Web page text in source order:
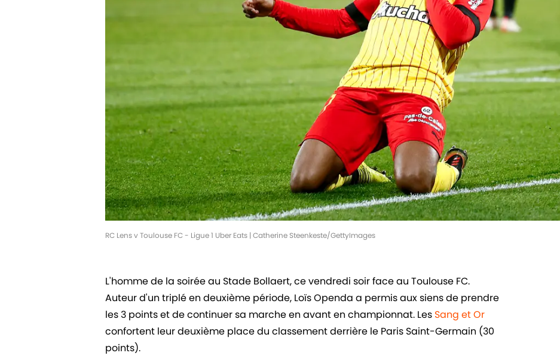
RC Lens v Toulouse FC - Ligue 1 Uber Eats | Catherine Steenkeste/GettyImages
L'homme de la soirée au Stade Bollaert, ce vendredi soir face au Toulouse FC.
Auteur d'un triplé en deuxième période, Loïs Openda a permis aux siens de prendre
les 3 points et de continuer sa marche en avant en championnat. Les Sang et Or
confortent leur deuxième place du classement derrière le Paris Saint-Germain (30
points).